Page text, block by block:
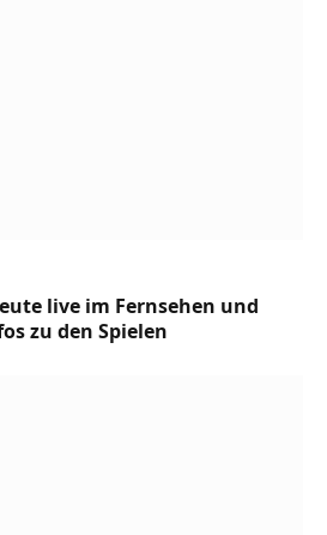
live im Fernsehen und
zu den Spielen